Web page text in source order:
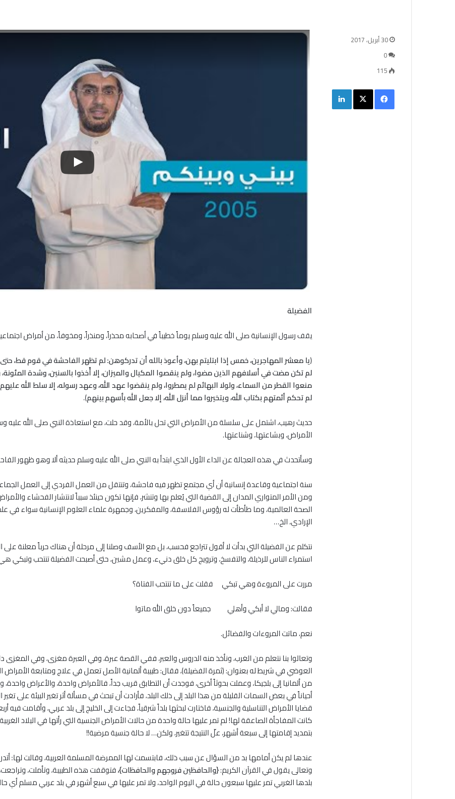
الفضيلة
يقف رسول الإنسانية صلى الله عليه وسلم يوماً خطيباً في أصحابه محذراً، ومنذراً، ومخوفاً، من أمراض
(يا معشر المهاجرين، خمس إذا ابتليتم بهن، وأعوذ بالله أن تدركوهن: لم تظهر الفاحشة في قوم قط، حتى
لم تكن مضت في أسلافهم الذين مضوا، ولم ينقصوا المكيال والميزان، إلا أُخذوا بالسنين، وشدة
منعوا القطر من السماء، ولولا البهائم لم يمطروا، ولم ينقضوا عهد الله، وعهد رسوله، إلا سلط الله
لم تحكم أئمتهم بكتاب الله، ويتخيروا مما أنزل الله، إلا جعل الله بأسهم بينهم).
حديث رهيب، اشتمل على سلسلة من الأمراض التي تحل بالأمة، وقد حلت، مع استعاذة النبي صلى الله
الأمراض، وبشاعتها، وشناعتها.
وسأتحدث في هذه العجالة عن الداء الأول الذي ابتدأ به النبي صلى الله عليه وسلم حديثه ألا وهو ظهور
سنة اجتماعية وقاعدة إنسانية أن أي مجتمع تظهر فيه فاحشة، وتنتقل من العمل الفردي إلى العمل
ومن الأمر المتواري المدان إلى القضية التي يُعلم بها وتنشر، فإنها تكون حينئذ سبباً لانتشار الفحشاء
الصحة العالمية، وما طأطأت له رؤوس الفلاسفة، والمفكرين، وجمهرة علماء العلوم الإنسانية سواء في
الإرادي، الخ…
نتكلم عن الفضيلة التي بدأت لا أقول تتراجع فحسب، بل مع الأسف وصلنا إلى مرحلة أن هناك حرباً معلنة على
استمراء الناس للرذيلة، والتفسخ، وترويج كل خلق دنيء، وعمل مشين، حتى أصبحت الفضيلة تنتحب وتبكي
مررت على المروءة وهي تبكي فقلت على ما تنتحب الفتاة؟
فقالت: ومالي ﻻ أبكي وأهلي جميعاً دون خلق الله ماتوا
نعم، ماتت المروءات والفضائل.
وتعالوا بنا نتعلم من الغرب، ونأخذ منه الدروس والعبر، ففي القصة عبرة، وفي العبرة مغزى، وفي المغزى
العوضي في شريط له بعنوان: (ثمرة الفضيلة)، فقال: طبيبة ألمانية الأصل تعمل في علاج ومتابعة الأمراض
من ألمانيا إلى بلجيكا، وعملت بحوثاً أخرى، فوجدت أن التطابق قريب جداً، فالأمراض واحدة، والأعراض واحدة،
أحياناً في بعض السمات القليلة من هذا البلد إلى ذلك البلد، فأرادت أن تبحث في مسألة أثر تغير البيئة على
قضايا الأمراض التناسلية والجنسية، فاختارت لبحثها بلداً شرقياً، فجاءت إلى الخليج إلى بلد عربي، وأقامت فيه
كانت المفاجأة الصاعقة لها! لم تمر عليها حالة واحدة من حالات الأمراض الجنسية التي رأتها في البلاد
بتمديد إقامتها إلى سبعة أشهر، علّ النتيجة تتغير، ولكن… لا حالة جنسية مرضية!!
عندها لم يكن أمامها بد من السؤال عن سبب ذلك، فابتسمت لها الممرضة المسلمة العربية، وقالت لها:
وتعالى يقول في القرآن الكريم:{والحافظين فروجهم والحافظات}،فتوقفت هذه الطبيبة، وتأملت،
بلدها الغربي تمر عليها سبعون حالة في اليوم الواحد، ولا تمر عليها في سبع أشهر في بلد عربي مسلم أي
30 أبريل، 2017
0
115
فيسبوك
‫X